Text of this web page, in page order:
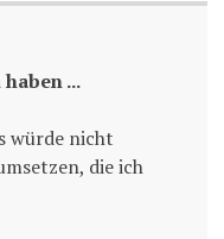
...
würde nicht
die ich